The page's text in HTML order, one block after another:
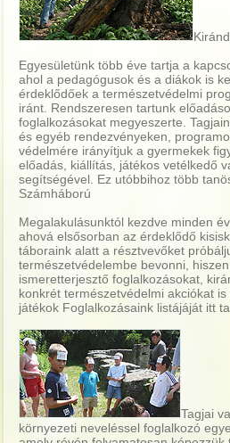
Egyesületünk több éve tartja a
ahol a pedagógusok és a diákok is
érdeklődőek a természetvédelmi
iránt. Rendszeresen tartunk
foglalkozásokat megyeszerte.
és egyéb rendezvényeken,
védelmére irányítjuk a gyermekek
előadás, kiállítás, játékos vetélkedő
segítségével. Ez utóbbihoz több
Számháború
Megalakulásunktól kezdve minden
ahová elsősorban az érdeklődő
táboraink alatt a résztvevőket
természetvédelembe bevonni,
ismeretterjesztő foglalkozásokat,
konkrét természetvédelmi akciókat
játékok Foglalkozásaink listájáját itt
Tagjai
környezeti neveléssel foglalkozó